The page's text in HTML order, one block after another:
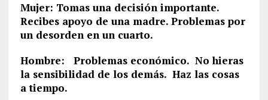
Mujer: Tomas una decisión importante.
Recibes apoyo de una madre. Problemas por
un desorden en un cuarto.
Hombre: Problemas económico. No hieras
la sensibilidad de los demás. Haz las cosas
a tiempo.